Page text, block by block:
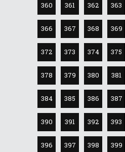
360 361 362 363
366 367 368 369
372 373 374 375
378 379 380 381
384 385 386 387
390 391 392 393
396 397 398 399